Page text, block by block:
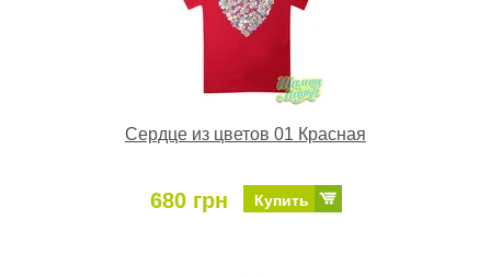
Сердце из цветов 01 Красная
680 грн Купить